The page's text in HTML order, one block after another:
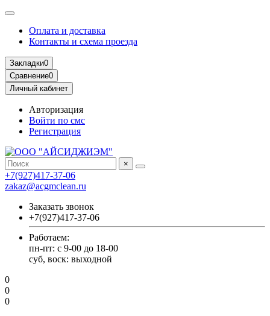
Оплата и доставка
Контакты и схема проезда
Закладки0
Сравнение0
Личный кабинет
Авторизация
Войти по смс
Регистрация
×
+7(927)417-37-06
zakaz@acgmclean.ru
Заказать звонок
+7(927)417-37-06
Работаем:
пн-пт: с 9-00 до 18-00
суб, воск: выходной
0
0
0